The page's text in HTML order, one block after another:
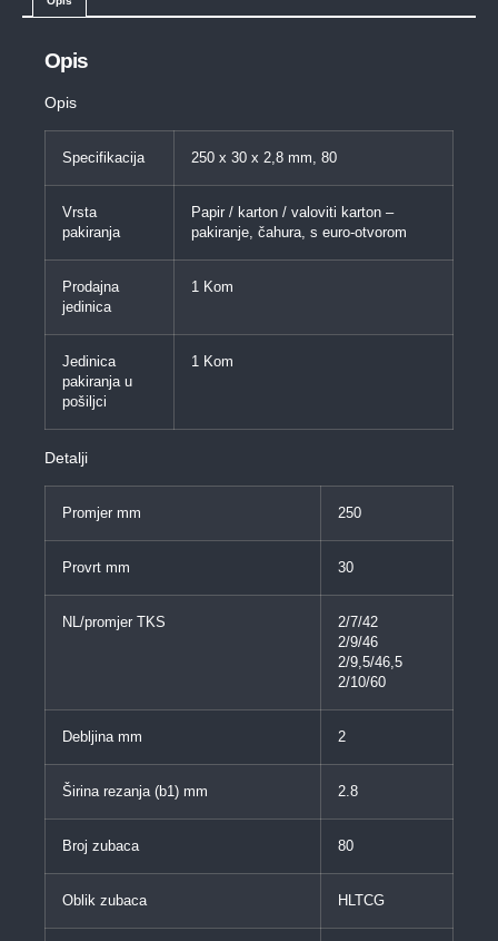
Opis
Opis
Specifikacija 250 x 30 x 2,8 mm, 80
Vrsta
pakiranja
Papir / karton / valoviti karton –
pakiranje, čahura, s euro-otvorom
Prodajna
jedinica
1 Kom
Jedinica
pakiranja u
pošiljci
1 Kom
Detalji
Promjer mm 250
Provrt mm 30
NL/promjer TKS
2/7/42
2/9/46
2/9,5/46,5
2/10/60
Debljina mm 2
Širina rezanja (b1) mm 2.8
Broj zubaca 80
Oblik zubaca HLTCG